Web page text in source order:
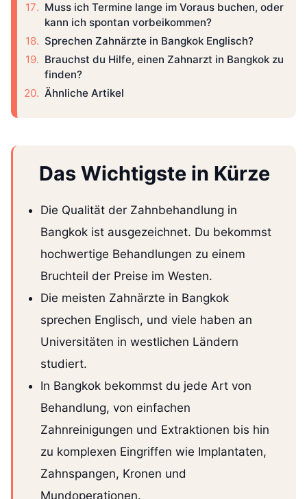
Muss ich Termine lange im Voraus buchen, oder
kann ich spontan vorbeikommen?
Sprechen Zahnärzte in Bangkok Englisch?
Brauchst du Hilfe, einen Zahnarzt in Bangkok zu
finden?
Ähnliche Artikel
Das Wichtigste in Kürze
Die Qualität der Zahnbehandlung in
Bangkok ist ausgezeichnet. Du bekommst
hochwertige Behandlungen zu einem
Bruchteil der Preise im Westen.
Die meisten Zahnärzte in Bangkok
sprechen Englisch, und viele haben an
Universitäten in westlichen Ländern
studiert.
In Bangkok bekommst du jede Art von
Behandlung, von einfachen
Zahnreinigungen und Extraktionen bis hin
zu komplexen Eingriffen wie Implantaten,
Zahnspangen, Kronen und
Mundoperationen.